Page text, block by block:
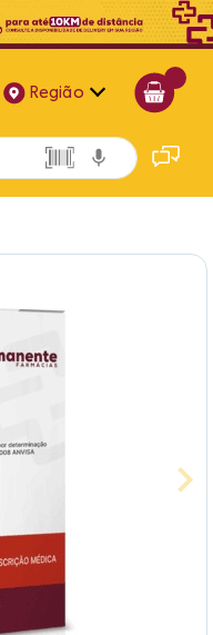
Região
Alagoas
Bahia